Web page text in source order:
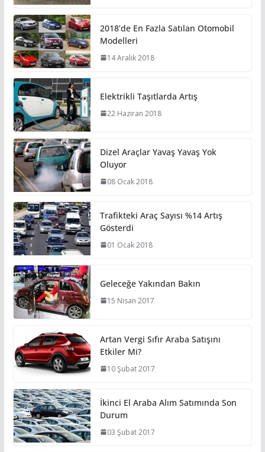
2018’de En Fazla Satılan Otomobil
Modelleri
14 Aralık 2018
Elektrikli Taşıtlarda Artış
22 Haziran 2018
Dizel Araçlar Yavaş Yavaş Yok
Oluyor
08 Ocak 2018
Trafikteki Araç Sayısı %14 Artış
Gösterdi
01 Ocak 2018
Geleceğe Yakından Bakın
15 Nisan 2017
Artan Vergi Sıfır Araba Satışını
Etkiler Mi?
10 Şubat 2017
İkinci El Araba Alım Satımında Son
Durum
03 Şubat 2017